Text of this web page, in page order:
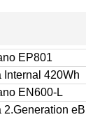
EP801
Internal 420Wh
EN600-L
2.Generation